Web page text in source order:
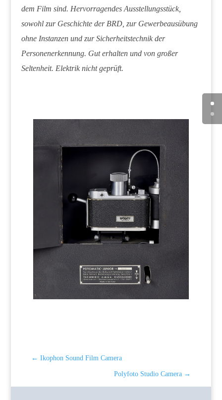
dem Film sind. Hervorragendes Ausstellungsstück,
sowohl zur Geschichte der BRD, zur Gewerbeausübung
ohne Instanzen und zur Sicherheitstechnik der
Personenerkennung. Gut erhalten und von großer
Seltenheit. Elektrik nicht geprüft.
← Ikophon Sound Film Camera
Polyfoto Studio Camera →